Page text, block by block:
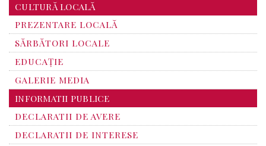
CULTURĂ LOCALĂ
PREZENTARE LOCALĂ
SĂRBĂTORI LOCALE
EDUCAȚIE
GALERIE MEDIA
INFORMATII PUBLICE
DECLARATII DE AVERE
DECLARATII DE INTERESE